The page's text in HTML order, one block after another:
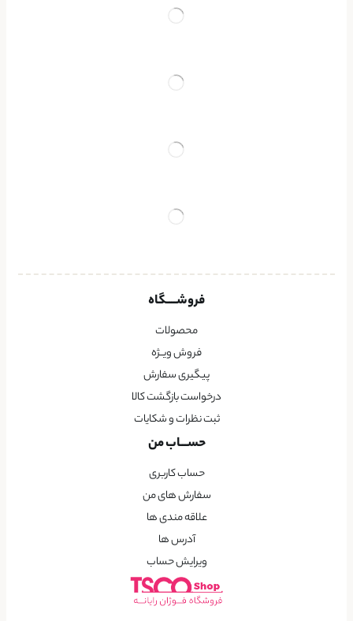
فروشــــگاه
محصولات
فروش ویــژه
پیگیری سفارش
درخواست بازگشت کالا
ثبت نظرات و شکایات
حســـاب من
حساب کاربری
سفارش های من
علاقه مندی ها
آدرس ها
ویرایش حساب